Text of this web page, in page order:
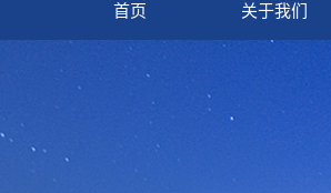
首页 关于我们